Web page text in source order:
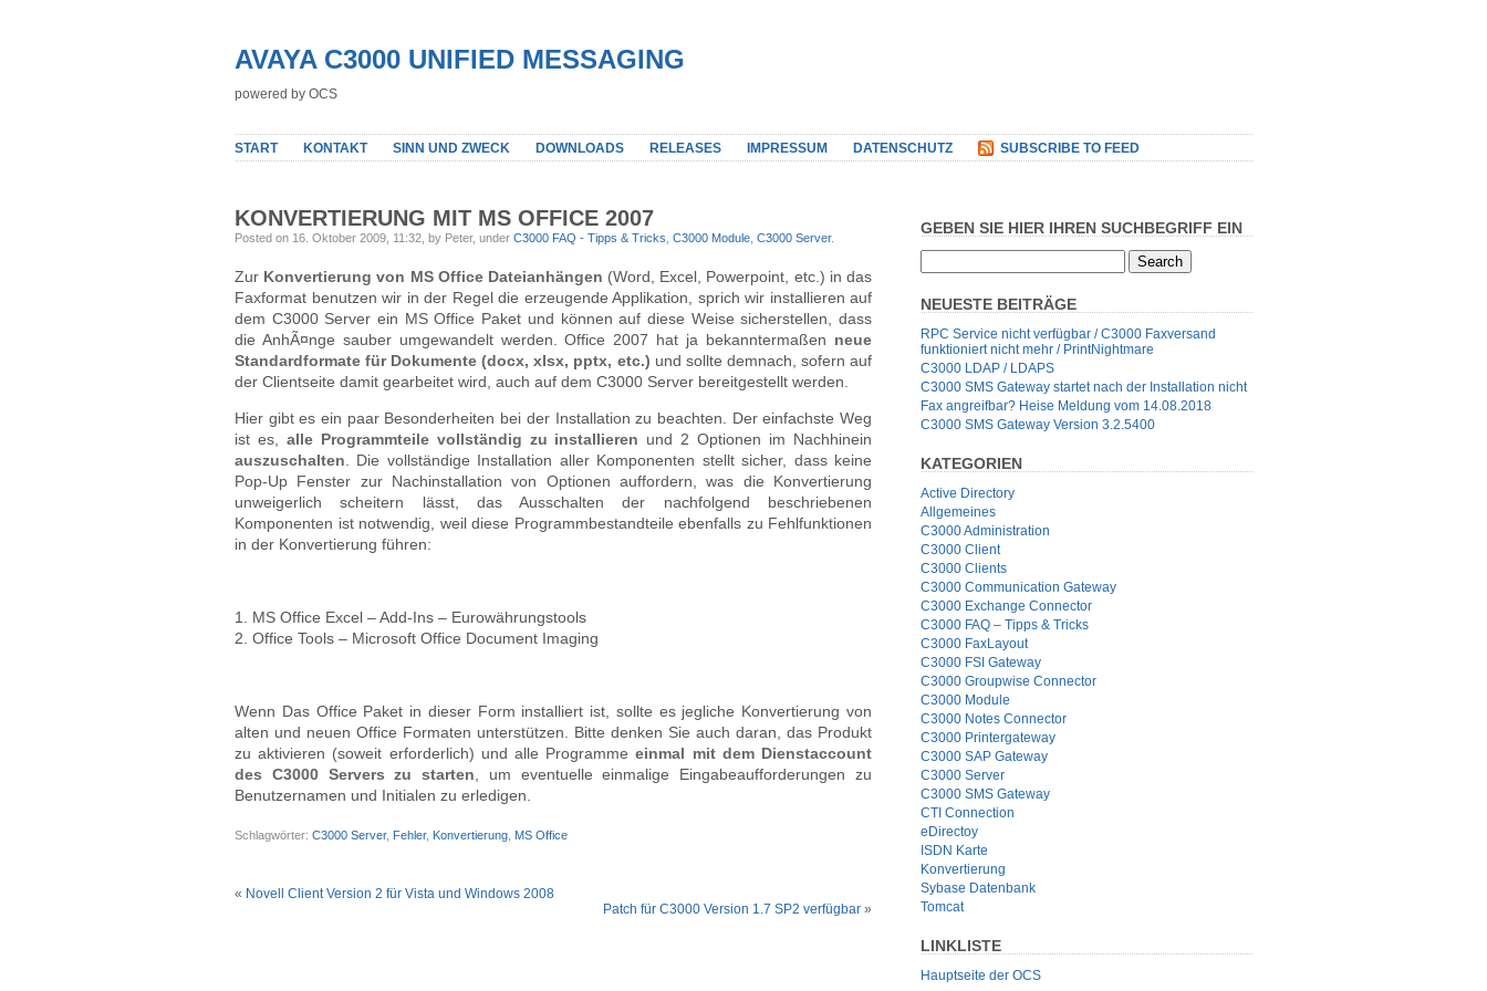
AVAYA C3000 UNIFIED MESSAGING
powered by OCS
START KONTAKT SINN UND ZWECK DOWNLOADS RELEASES IMPRESSUM DATENSCHUTZ SUBSCRIBE TO FEED
KONVERTIERUNG MIT MS OFFICE 2007
Posted on 16. Oktober 2009, 11:32, by Peter, under C3000 FAQ - Tipps & Tricks C3000 Module C3000 Server.
Zur Konvertierung von MS Office Dateianhängen (Word, Excel, Powerpoint, etc.) in das
Faxformat benutzen wir in der Regel die erzeugende Applikation, sprich wir installieren auf
dem C3000 Server ein MS Office Paket und können auf diese Weise sicherstellen, dass
die AnhÃ¤nge sauber umgewandelt werden. Office 2007 hat ja bekanntermaßen neue
Standardformate für Dokumente (docx, xlsx, pptx, etc.) und sollte demnach, sofern auf
der Clientseite damit gearbeitet wird, auch auf dem C3000 Server bereitgestellt werden.
Hier gibt es ein paar Besonderheiten bei der Installation zu beachten. Der einfachste Weg
ist es, alle Programmteile vollständig zu installieren und 2 Optionen im Nachhinein
auszuschalten . Die vollständige Installation aller Komponenten stellt sicher, dass keine
Pop-Up Fenster zur Nachinstallation von Optionen auffordern, was die Konvertierung
unweigerlich scheitern lässt, das Ausschalten der nachfolgend beschriebenen
Komponenten ist notwendig, weil diese Programmbestandteile ebenfalls zu Fehlfunktionen
in der Konvertierung führen:
1. MS Office Excel – Add-Ins – Eurowährungstools
2. Office Tools – Microsoft Office Document Imaging
Wenn Das Office Paket in dieser Form installiert ist, sollte es jegliche Konvertierung von
alten und neuen Office Formaten unterstützen. Bitte denken Sie auch daran, das Produkt
zu aktivieren (soweit erforderlich) und alle Programmeeinmal mit dem Dienstaccount
des C3000 Servers zu starten , um eventuelle einmalige Eingabeaufforderungen zu
Benutzernamen und Initialen zu erledigen.
Schlagwörter: C3000 Server, Fehler, Konvertierung MS Office
« Novell Client Version 2 für Vista und Windows 2008
Patch für C3000 Version 1.7 SP2 verfügbar »
GEBEN SIE HIER IHREN SUCHBEGRIFF EIN
NEUESTE BEITRÄGE
RPC Service nicht verfügbar / C3000 Faxversand
funktioniert nicht mehr / PrintNightmare
C3000 LDAP / LDAPS
C3000 SMS Gateway startet nach der Installation nicht
Fax angreifbar? Heise Meldung vom 14.08.2018
C3000 SMS Gateway Version 3.2.5400
KATEGORIEN
Active Directory
Allgemeines
C3000 Administration
C3000 Client
C3000 Clients
C3000 Communication Gateway
C3000 Exchange Connector
C3000 FAQ – Tipps & Tricks
C3000 FaxLayout
C3000 FSI Gateway
C3000 Groupwise Connector
C3000 Module
C3000 Notes Connector
C3000 Printergateway
C3000 SAP Gateway
C3000 Server
C3000 SMS Gateway
CTI Connection
eDirectoy
ISDN Karte
Konvertierung
Sybase Datenbank
Tomcat
LINKLISTE
Hauptseite der OCS